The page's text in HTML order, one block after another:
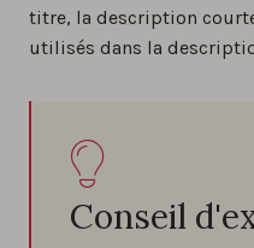
titre, la description
utilisés dans la
Conseil